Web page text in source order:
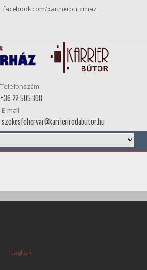
facebook.com/partnerbutorhaz
Telefonszám
+36 22 505 808
E-mail
szekesfehervar@karrierirodabutor.hu
English